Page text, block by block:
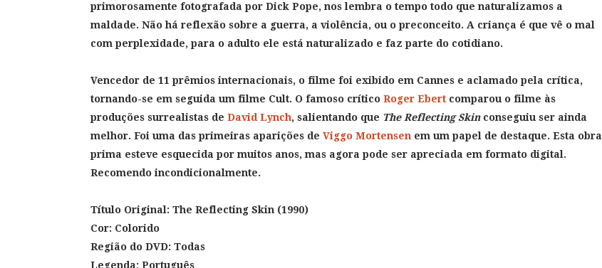
primorosamente fotografada por Dick Pope, nos lembra o tempo todo que naturalizamos a
maldade. Não há reflexão sobre a guerra, a violência, ou o preconceito. A criança é que vê o mal
com perplexidade, para o adulto ele está naturalizado e faz parte do cotidiano.
Vencedor de 11 prêmios internacionais, o filme foi exibido em Cannes e aclamado pela crítica,
tornando-se em seguida um filme Cult. O famoso crítico Roger Ebert comparou o filme às
produções surrealistas de David Lynch, salientando que The Reflecting Skinconseguiu ser ainda
melhor. Foi uma das primeiras aparições de Viggo Mortensen em um papel de destaque. Esta obra
prima esteve esquecida por muitos anos, mas agora pode ser apreciada em formato digital.
Recomendo incondicionalmente.
Título Original: The Reflecting Skin (1990)
Cor: Colorido
Região do DVD: Todas
Legenda: Português